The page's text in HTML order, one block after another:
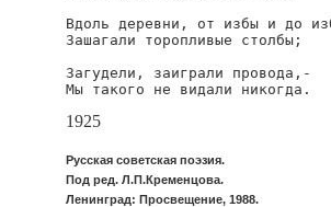
Вдоль деревни, от избы и до
Зашагали торопливые столбы;
Загудели, заиграли провода,-
Мы такого не видали никогда.
1925
Русская советская поэзия.
Под ред. Л.П.Кременцова.
Ленинград: Просвещение, 1988.